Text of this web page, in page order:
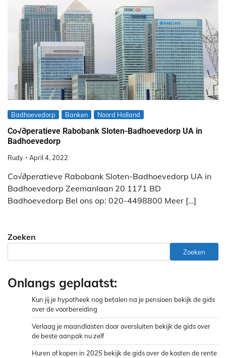
Badhoevedorp Banken Noord Holland
Co√∂peratieve Rabobank Sloten-Badhoevedorp UA in
Badhoevedorp
Rudy April 4, 2022
Co√∂peratieve Rabobank Sloten-Badhoevedorp UA in
Badhoevedorp Zeemanlaan 20 1171 BD
Badhoevedorp Bel ons op: 020-4498800 Meer […]
Zoeken
Zoeken
Onlangs geplaatst:
Kun jij je hypotheek nog betalen na je pensioen bekijk de gids
over de voorbereiding
Verlaag je maandlasten door oversluiten bekijk de gids over
de beste aanpak nu zelf
Huren of kopen in 2025 bekijk de gids over de kosten de rente